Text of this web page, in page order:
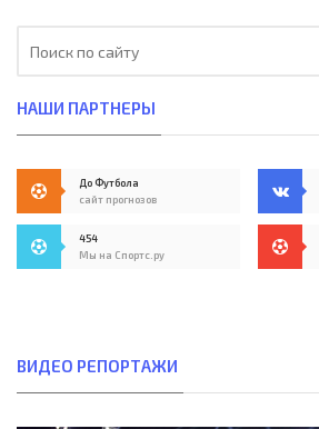
НАШИ ПАРТНЕРЫ
До Футбола
сайт прогнозов
454
Мы на Спортс.ру
ВИДЕО РЕПОРТАЖИ